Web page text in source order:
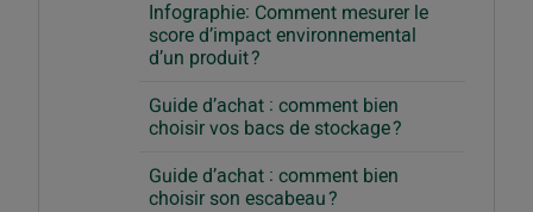
Infographie: Comment mesurer le
score d’impact environnemental
d’un produit ?
Guide d’achat : comment bien
choisir vos bacs de stockage ?
Guide d’achat : comment bien
choisir son escabeau ?